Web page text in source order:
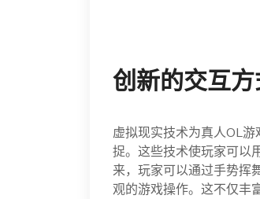
创新的交互
虚拟现实技术为真人OL
捉。这些技术使玩家可以
来，玩家可以通过手势挥
观的游戏操作。这不仅丰